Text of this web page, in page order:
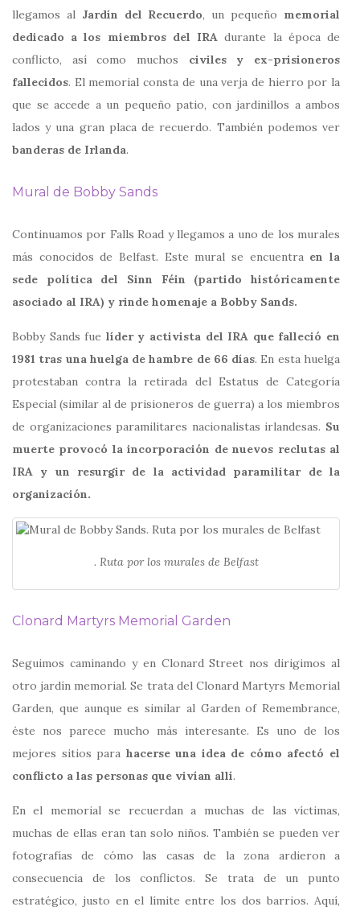
llegamos al Jardín del Recuerdo, un pequeño memorial
dedicado a los miembros del IRA durante la época de
conflicto, así como muchos civiles y ex-prisioneros
fallecidos. El memorial consta de una verja de hierro por la
que se accede a un pequeño patio, con jardinillos a ambos
lados y una gran placa de recuerdo. También podemos ver
banderas de Irlanda.
Mural de Bobby Sands
Continuamos por Falls Road y llegamos a uno de los murales
más conocidos de Belfast. Este mural se encuentra en la
sede política del Sinn Féin (partido históricamente
asociado al IRA) y rinde homenaje a Bobby Sands.
Bobby Sands fue líder y activista del IRA que falleció en
1981 tras una huelga de hambre de 66 días. En esta huelga
protestaban contra la retirada del Estatus de Categoría
Especial (similar al de prisioneros de guerra) a los miembros
de organizaciones paramilitares nacionalistas irlandesas. Su
muerte provocó la incorporación de nuevos reclutas al
IRA y un resurgir de la actividad paramilitar de la
organización.
. Ruta por los murales de Belfast
Clonard Martyrs Memorial Garden
Seguimos caminando y en Clonard Street nos dirigimos al
otro jardín memorial. Se trata del Clonard Martyrs Memorial
Garden, que aunque es similar al Garden of Remembrance,
éste nos parece mucho más interesante. Es uno de los
mejores sitios para hacerse una idea de cómo afectó el
conflicto a las personas que vivían allí.
En el memorial se recuerdan a muchas de las víctimas,
muchas de ellas eran tan solo niños. También se pueden ver
fotografías de cómo las casas de la zona ardieron a
consecuencia de los conflictos. Se trata de un punto
estratégico, justo en el límite entre los dos barrios. Aquí,